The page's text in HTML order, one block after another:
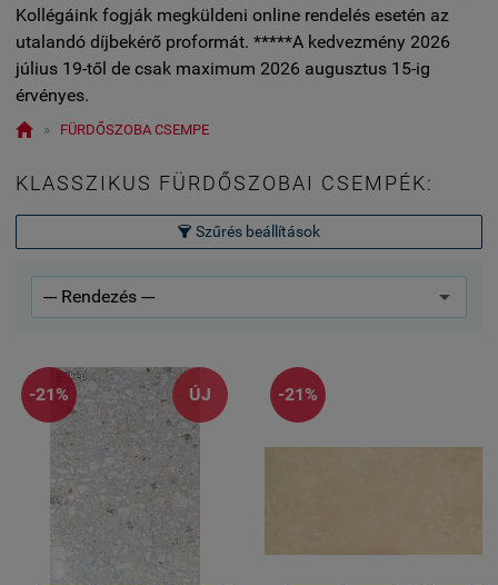
Kollégáink fogják megküldeni online rendelés esetén az
utalandó díjbekérő proformát. *****A kedvezmény 2026
július 19-től de csak maximum 2026 augusztus 15-ig
érvényes.
 » FÜRDŐSZOBA CSEMPE
KLASSZIKUS FÜRDŐSZOBAI CSEMPÉK:
 Szűrés beállítások
ÚJ
-21% -21%